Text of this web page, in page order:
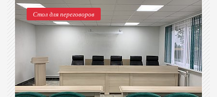
Стол для переговоров